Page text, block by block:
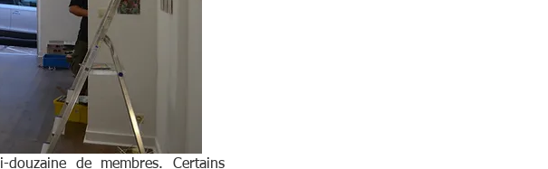
douzaine de membres. Certains